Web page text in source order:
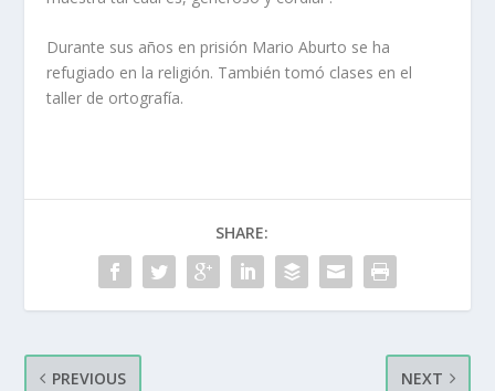
Durante sus años en prisión Mario Aburto se ha
refugiado en la religión. También tomó clases en el
taller de ortografía.
SHARE:
PREVIOUS NEXT